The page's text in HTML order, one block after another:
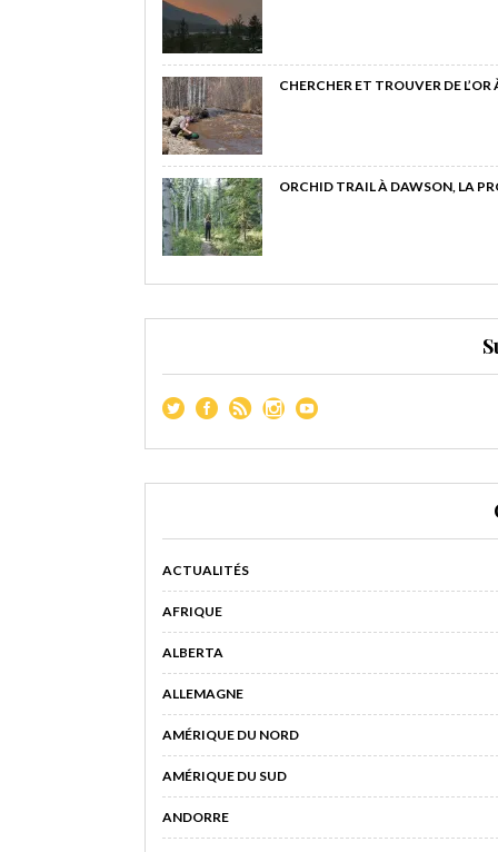
CHERCHER ET TROUVER DE
ORCHID TRAIL À DAWSON, LA
ACTUALITÉS
AFRIQUE
ALBERTA
ALLEMAGNE
AMÉRIQUE DU NORD
AMÉRIQUE DU SUD
ANDORRE